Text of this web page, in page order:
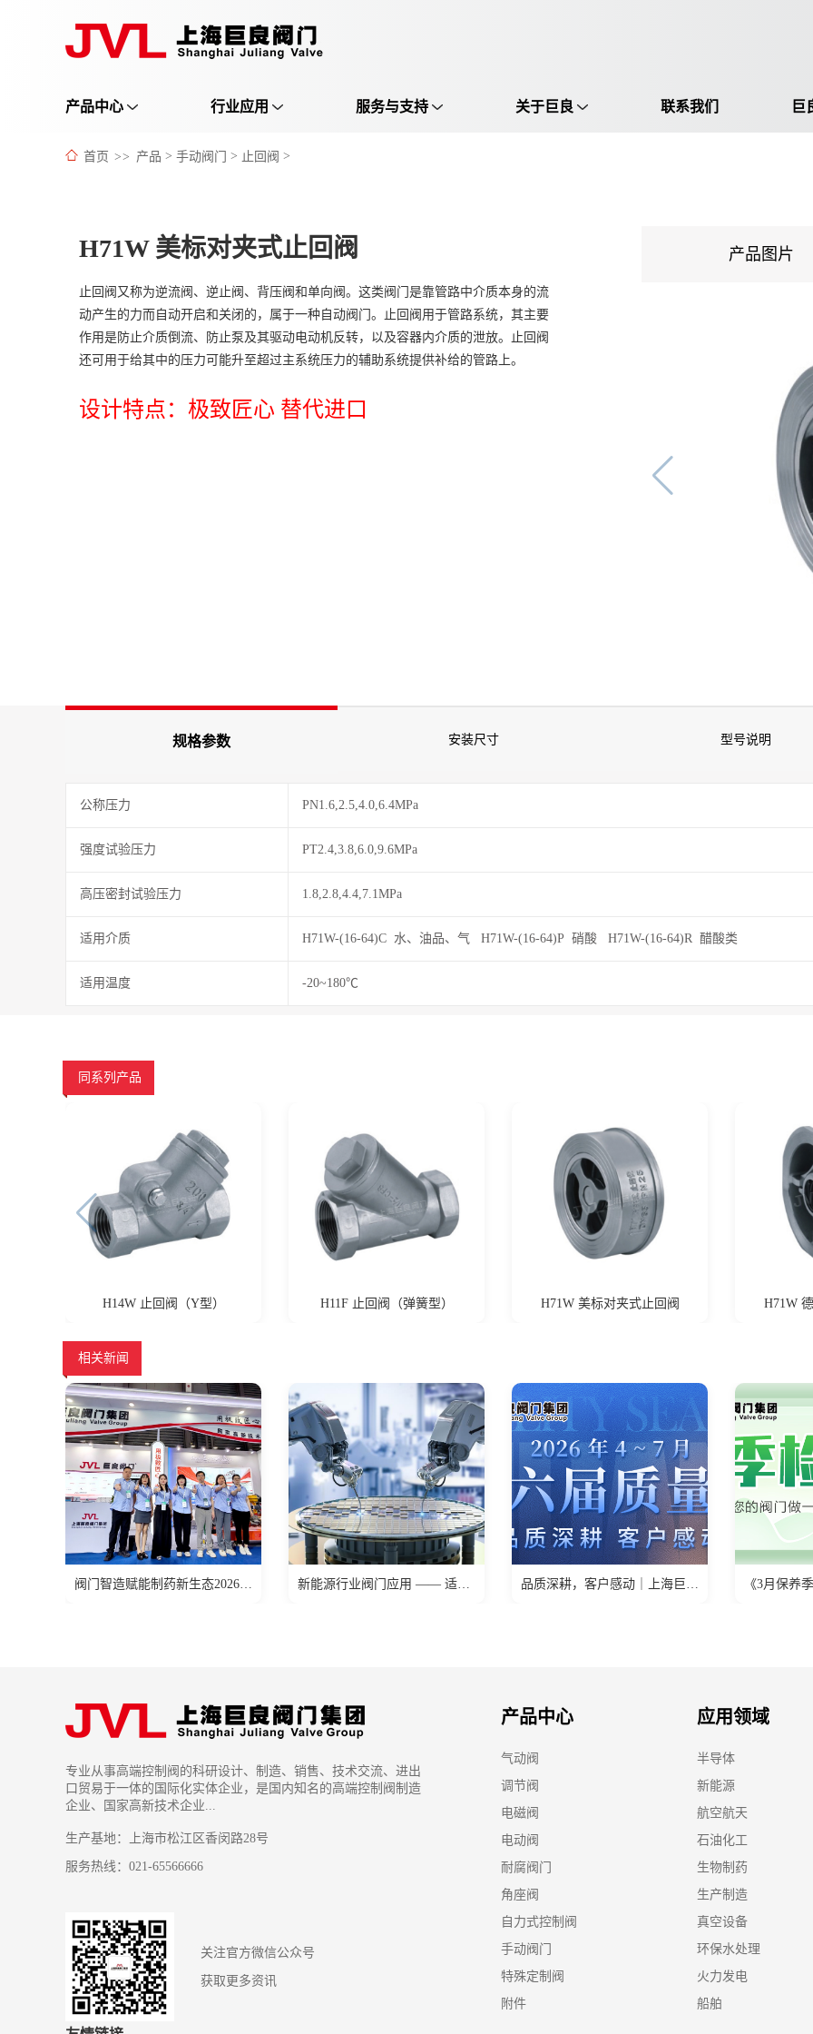
产品中心 行业应用 服务与支持 关于巨良 联系我们 巨
首页 >> 产品 > 手动阀门 > 止回阀 >
H71W 美标对夹式止回阀
止回阀又称为逆流阀、逆止阀、背压阀和单向阀。这类阀门是靠管路中介质本身的流
动产生的力而自动开启和关闭的，属于一种自动阀门。止回阀用于管路系统，其主要
作用是防止介质倒流、防止泵及其驱动电动机反转，以及容器内介质的泄放。止回阀
还可用于给其中的压力可能升至超过主系统压力的辅助系统提供补给的管路上。
设计特点：极致匠心 替代进口
产品图片
规格参数 安装尺寸 型号说明
公称压力 PN1.6,2.5,4.0,6.4MPa
强度试验压力 PT2.4,3.8,6.0,9.6MPa
高压密封试验压力 1.8,2.8,4.4,7.1MPa
适用介质 H71W-(16-64)C 水、油品、气 H71W-(16-64)P 硝酸 H71W-(16-64)R 醋酸类
适用温度 -20~180℃
同系列产品
H11F 止回阀（弹簧型） H71W 美标对夹式止回阀 H71W 德标对夹式止回阀 H11W
相关新闻
新能源行业阀门应用 —— 适配氢能、光伏、锂电场景 品质深耕，客户感动｜上海巨良阀门集团第六届质量季正式 《3月保养季：关乎阀门寿命的春季检查清单，请查收！》
专业从事高端控制阀的科研设计、制造、销售、技术交流、进出
口贸易于一体的国际化实体企业，是国内知名的高端控制阀制造
企业、国家高新技术企业...
生产基地：上海市松江区香闵路28号
服务热线：021-65566666
关注官方微信公众号
获取更多资讯
产品中心
气动阀
调节阀
电磁阀
电动阀
耐腐阀门
角座阀
自力式控制阀
手动阀门
特殊定制阀
附件
应用领域
半导体
新能源
航空航天
石油化工
生物制药
生产制造
真空设备
环保水处理
火力发电
船舶